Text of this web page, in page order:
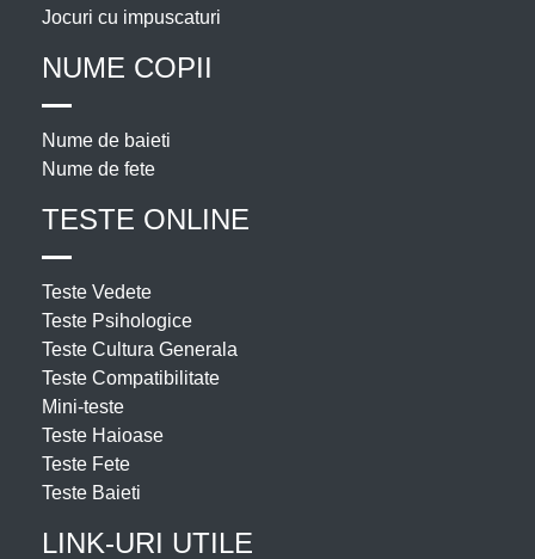
Jocuri cu impuscaturi
NUME COPII
Nume de baieti
Nume de fete
TESTE ONLINE
Teste Vedete
Teste Psihologice
Teste Cultura Generala
Teste Compatibilitate
Mini-teste
Teste Haioase
Teste Fete
Teste Baieti
LINK-URI UTILE